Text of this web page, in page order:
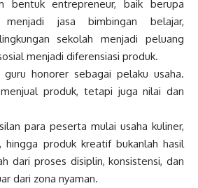
bentuk entrepreneur, baik berupa
menjadi jasa bimbingan belajar,
sekolah menjadi peluang
menjadi diferensiasi produk.
guru honorer sebagai pelaku usaha.
produk, tetapi juga nilai dan
para peserta mulai usaha kuliner,
hingga produk kreatif bukanlah hasil
dari proses disiplin, konsistensi, dan
dari zona nyaman.